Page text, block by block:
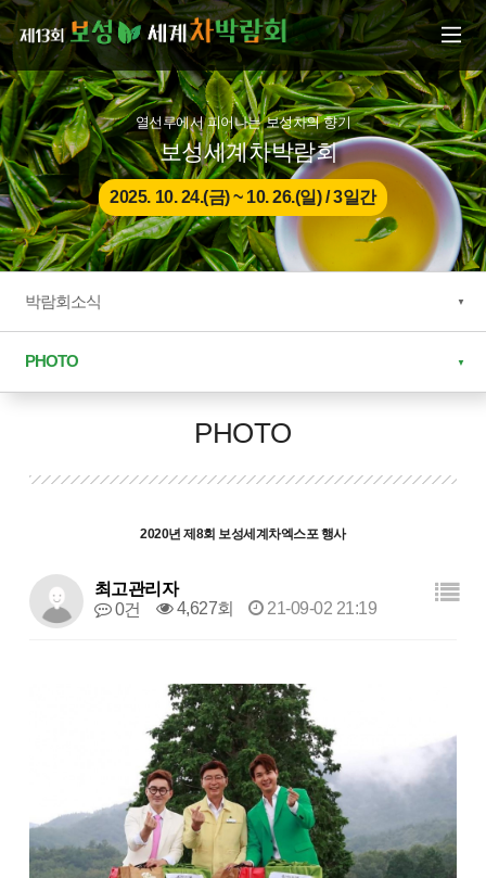
본문으로 바로가기
주메뉴 바로가기
열선루에서 피어나는 보성차의 향기
보성세계차박람회
2025. 10. 24.(금) ~ 10. 26.(일) / 3일간
박람회소식
PHOTO
PHOTO
2020년 제8회 보성세계차엑스포 행사
최고관리자
0건
4,627회 21-09-02 21:19